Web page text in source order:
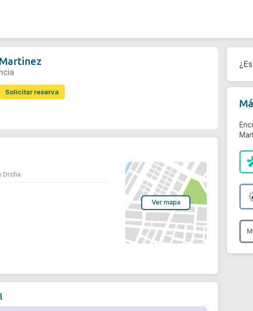
Solicitar reserva
Drcha
Ver mapa